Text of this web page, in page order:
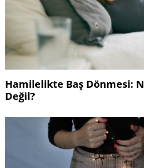
Hamilelikte Baş Dönmesi:
Değil?